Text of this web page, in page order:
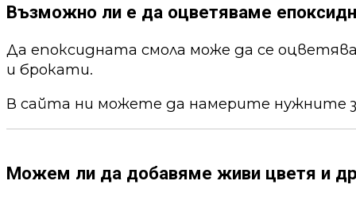
Възможно ли е да оцветяваме
Да епоксидната смола може да се
и брокати.
В сайта ни можете да намерите нужните
Можем ли да добавяме живи цветя и